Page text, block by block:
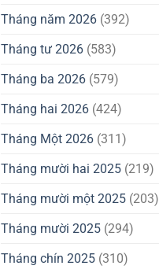
Tháng năm 2026 (392)
Tháng tư 2026 (583)
Tháng ba 2026 (579)
Tháng hai 2026 (424)
Tháng Một 2026 (311)
Tháng mười hai 2025 (219)
Tháng mười một 2025 (203)
Tháng mười 2025 (294)
Tháng chín 2025 (310)